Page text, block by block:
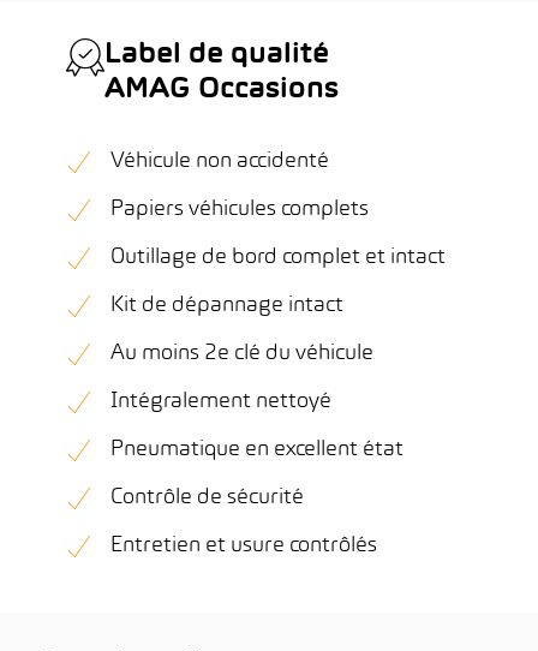
Label de qualité
AMAG Occasions
Véhicule non accidenté
Papiers véhicules complets
Outillage de bord complet et intact
Kit de dépannage intact
Au moins 2e clé du véhicule
Intégralement nettoyé
Pneumatique en excellent état
Contrôle de sécurité
Entretien et usure contrôlés